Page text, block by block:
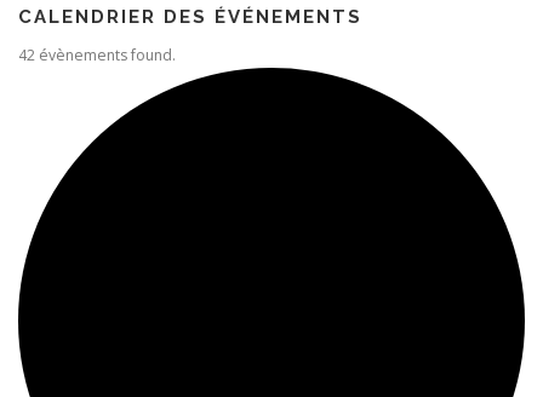
CALENDRIER DES ÉVÉNEMENTS
42 évènements found.